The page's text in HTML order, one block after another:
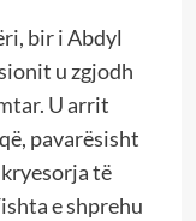
bir i Abdyl
u zgjodh
U arrit
pavarësisht
të
e shprehu